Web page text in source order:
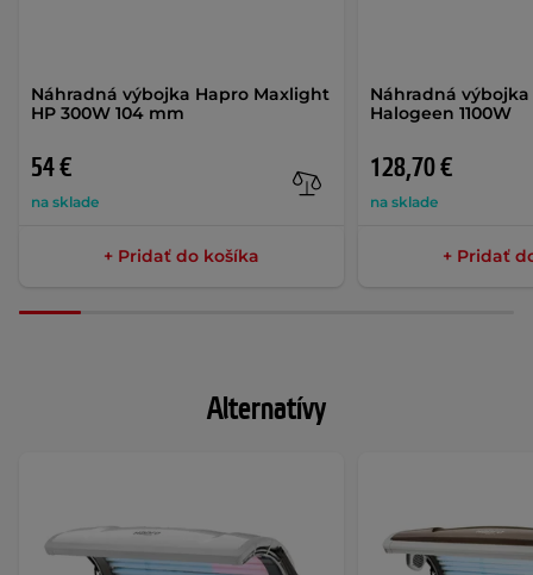
Náhradná výbojka Hapro Maxlight
HP 300W 104 mm
54 €
na sklade
+ Pridať do košíka
Náhradná
Halogeen 1100W
128,70 €
na sklade
+ Pridať
Alternatívy